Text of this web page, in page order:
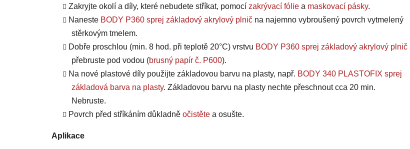
Zakryjte okolí a díly, které nebudete stříkat, pomocí zakrývací fólie a maskovací pásky.
Naneste BODY P360 sprej základový akrylový plnič na najemno vybroušený povrch vytmelený
stěrkovým tmelem.
Dobře proschlou (min. 8 hod. při teplotě 20°C) vrstvu BODY P360 sprej základový akrylový plnič
přebruste pod vodou (brusný papír č. P600).
Na nové plastové díly použijte základovou barvu na plasty, např. BODY 340 PLASTOFIX sprej
základová barva na plasty. Základovou barvu na plasty nechte přeschnout cca 20 min.
Nebruste.
Povrch před stříkáním důkladně očistěte a osušte.
Aplikace